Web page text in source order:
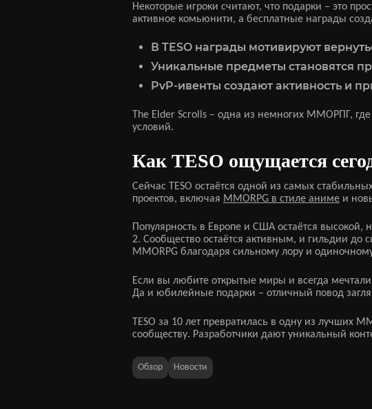
Некоторые игроки считают, что подарки – это
активное комьюнити, а бесплатные награды
В TESO награды мотивируют
Уникальные предметы становятся
PvP-ивенты создают активность и
The Elder Scrolls – одна из немногих ММОРПГ,
условий.
Как TESO ощущается
Сейчас TESO остаётся одной из самых
проектов, включая MMORPG в стиле аниме и
Популярность в Европе и США остаётся
2. Сообщество остаётся активным, и гильдии до
MMORPG благодаря сильному лору и
Если вы любите открытые миры и всегда
Да и юбилейные подарки – отличный повод
TESO за 10 лет превратилась в одну из лучших
сообществу. Разработчики дают уникальный
Обзор Новости